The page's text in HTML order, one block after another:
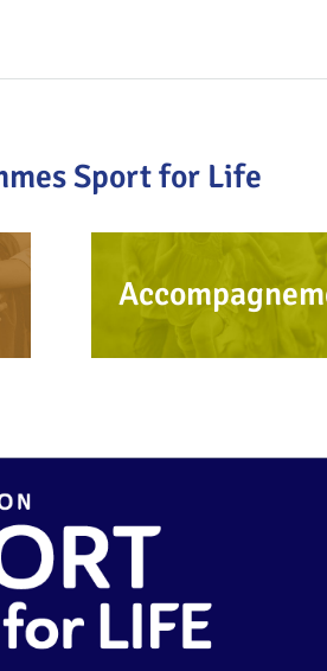
Sport for Life